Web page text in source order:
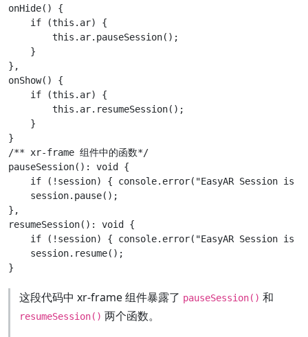
onHide() {
    if (this.ar) {
        this.ar.pauseSession();
    }
},
onShow() {
    if (this.ar) {
        this.ar.resumeSession();
    }
}
/** xr-frame 组件中的函数*/
pauseSession(): void {
if (!session) { console.error("EasyAR Session is
    session.pause();
},
resumeSession(): void {
if (!session) { console.error("EasyAR Session is
    session.resume();
这段代码中 xr-frame 组件暴露了 pauseSession() 和
resumeSession() 两个函数。